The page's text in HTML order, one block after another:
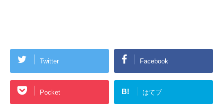
Twitter Facebook
Pocket B! はてブ